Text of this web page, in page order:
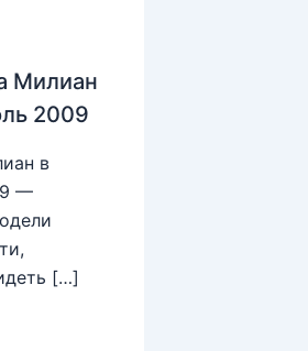
Милиан
2009
в
—
[…]